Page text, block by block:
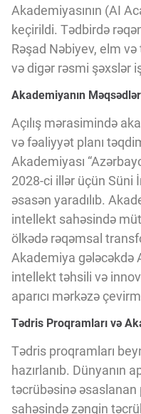
İSTIFADƏ ŞƏRTLƏRİ
MƏXFİLİK SİYASƏTİ
Haqqımızda
Vizyoner Baxışı
Innovasiya Bələdçisi
Gələcəyin Təhlili
Podkastlar
Akademiyasının (AI
keçirildi. Tədbirdə
Rəşad Nəbiyev, elm
və digər rəsmi şəxslər
Akademiyanın
Açılış mərasimində
və fəaliyyət planı
Akademiyası
2028-ci illər üçün Süni
əsasən yaradılıb.
intellekt sahəsində
ölkədə rəqəmsal
Akademiya gələcəkdə
intellekt təhsili və
aparıcı mərkəzə
Tədris Proqramları və
Tədris proqramları
hazırlanıb. Dünyanın
təcrübəsinə
sahəsində zəngin